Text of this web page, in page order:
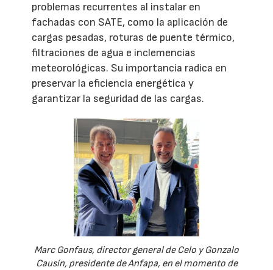
problemas recurrentes al instalar en
fachadas con SATE, como la aplicación de
cargas pesadas, roturas de puente térmico,
filtraciones de agua e inclemencias
meteorológicas. Su importancia radica en
preservar la eficiencia energética y
garantizar la seguridad de las cargas.
Marc Gonfaus, director general de Celo y Gonzalo
Causín, presidente de Anfapa, en el momento de